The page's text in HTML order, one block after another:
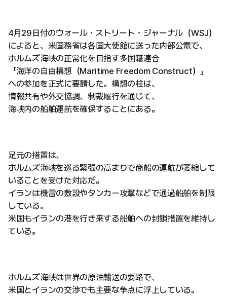
4月29日付のウォール・ストリート・ジャーナル（WSJ）
によると、米国務省は各国大使館に送った内部公電で、
ホルムズ海峡の正常化を目指す多国籍連合
「海洋の自由構想（Maritime Freedom Construct）」
への参加を正式に要請した。構想の柱は、
情報共有や外交協調、制裁履行を通じて、
海峡内の船舶運航を確保することにある。
足元の措置は、
ホルムズ海峡を巡る緊張の高まりで商船の運航が萎縮して
いることを受けた対応だ。
イランは機雷の敷設やタンカー攻撃などで通過船舶を制限
している。
米国もイランの港を行き来する船舶への封鎖措置を維持し
ている。
ホルムズ海峡は世界の原油輸送の要路で、
米国とイランの交渉でも主要な争点に浮上している。